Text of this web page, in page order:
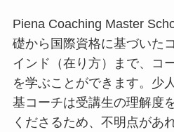
Piena Coaching Master
礎から国際資格に基づいた
インド（在り方）まで、コ
を学ぶことができます。少
基コーチは受講生の理解度
くださるため、不明点があ